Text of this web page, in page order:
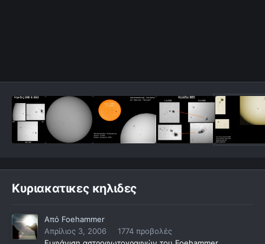
Κυριακατικες κηλιδες
Από Foehammer
Απρίλιος 3, 2006
1774 προβολές